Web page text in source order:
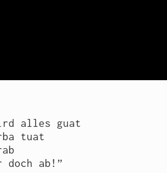
alles guat
tuat
doch ab!”